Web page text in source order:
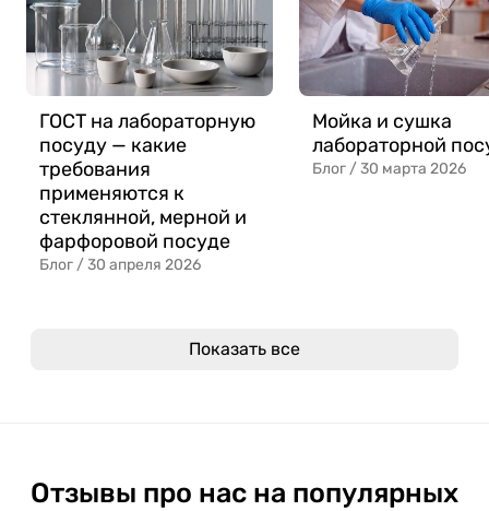
ГОСТ на лабораторную
посуду — какие
требования
применяются к
стеклянной, мерной и
фарфоровой посуде
Блог /30 апреля 2026
Мойка и сушка
лабораторной
Блог /30 марта 2026
Показать все
Отзывы про нас на популярных